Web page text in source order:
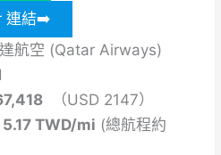
連結➡️
達航空 (Qatar Airways)
（USD 2147）
5.17 TWD/mi (總航程約